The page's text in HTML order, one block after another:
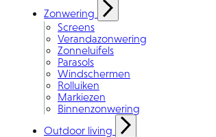
Zonwering
Screens
Verandazonwering
Zonneluifels
Parasols
Windschermen
Rolluiken
Markiezen
Binnenzonwering
Outdoor living